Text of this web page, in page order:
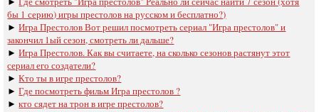
бы 1 серию) игры престолов на русском и бесплатно?)
►Игра Престолов Вот решил посмотреть сериал "Игра престолов" и
закончил 1ый сезон, смотреть ли дальше?
►Игра Престолов. Как вы считаете, на сколько сезонов растянут этот
сериал его создатели?
►Кто ты в игре престолов?
►Где посмотреть фильм Игра престолов ?
►кто сядет на трон в игре престолов?